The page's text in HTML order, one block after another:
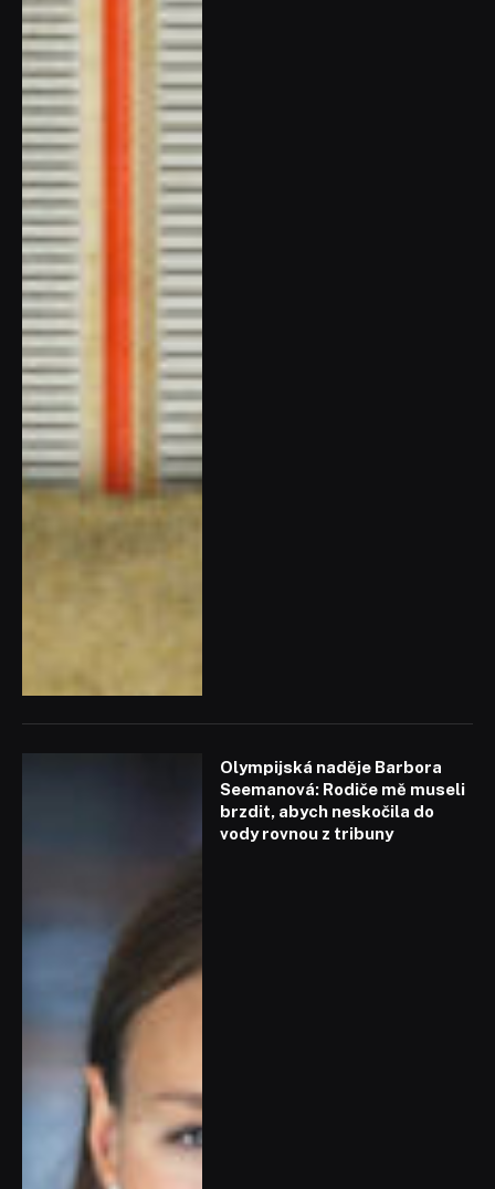
Olympijská naděje Barbora
Seemanová: Rodiče mě museli
brzdit, abych neskočila do
vody rovnou z tribuny